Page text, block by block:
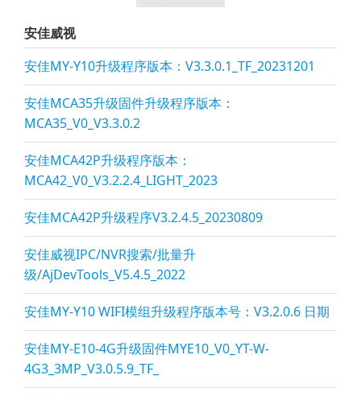
安佳威视
安佳MY-Y10升级程序版本：V3.3.0.1_TF_20231201
安佳MCA35升级固件升级程序版本：
MCA35_V0_V3.3.0.2
安佳MCA42P升级程序版本：
MCA42_V0_V3.2.2.4_LIGHT_2023
安佳MCA42P升级程序V3.2.4.5_20230809
安佳威视IPC/NVR搜索/批量升
级/AjDevTools_V5.4.5_2022
安佳MY-Y10 WIFI模组升级程序版本号：V3.2.0.6 日期
安佳MY-E10-4G升级固件MYE10_V0_YT-W-
4G3_3MP_V3.0.5.9_TF_